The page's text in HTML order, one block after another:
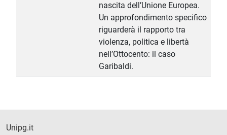
nascita dell’Unione Europea.
Un approfondimento specifico
riguarderà il rapporto tra
violenza, politica e libertà
nell’Ottocento: il caso
Garibaldi.
Unipg.it